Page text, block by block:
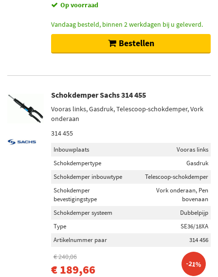
Op voorraad
Vandaag besteld, binnen 2 werkdagen bij u geleverd.
Bestellen
Schokdemper Sachs 314 455
Vooras links, Gasdruk, Telescoop-schokdemper, Vork
onderaan
314 455
Inbouwplaats
Vooras links
Schokdempertype
Gasdruk
Schokdemper inbouwtype
Telescoop-schokdemper
Schokdemper
bevestigingstype
Vork onderaan, Pen
bovenaan
Schokdemper systeem
Dubbelpijp
Type
SE36/18XA
Artikelnummer paar
314 456
€ 240,06
€ 189,66 -21%